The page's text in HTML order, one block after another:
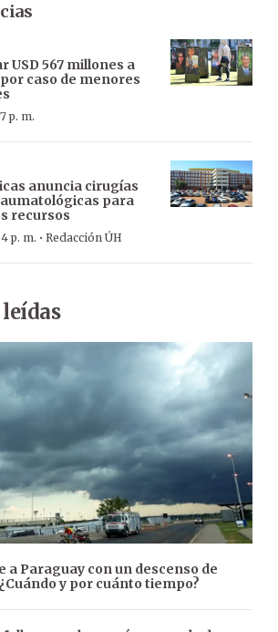
USD 567 millones a
por caso de menores
p. m.
anuncia cirugías
para
recursos
p. m. · Redacción ÚH
a Paraguay con un descenso de
y por cuánto tiempo?